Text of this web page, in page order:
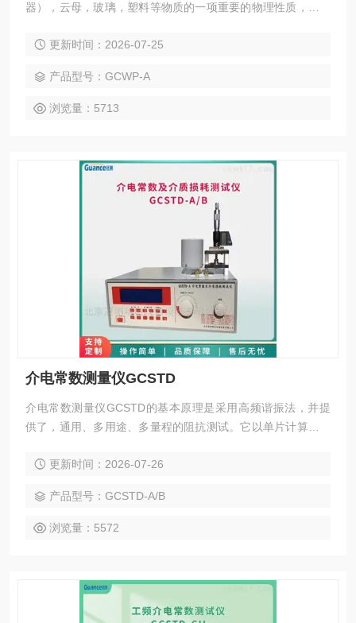
器），云母，玻璃，塑料等物质的一项重要的物理性质，通过
高材料的性能提供依据。该仪器用于科研机关、学校、工厂等
等地方。它是在特殊环境下，测量介质在该环境温度下的介电
常数。
更新时间：2026-07-25
产品型号：GCWP-A
浏览量：5713
介电常数测量仪GCSTD
介电常数测量仪GCSTD的基本原理是采用高频谐振法，并提
供了，通用、多用途、多量程的阻抗测试。它以单片计算机作
点自动设定，谐振点自动搜索，Q值量程自动转换，数值显示
至低，并保留了原Q表中自动稳幅等技术，使得新仪器在使用
时更为方便，测量值更为精。
更新时间：2026-07-26
产品型号：GCSTD-A/B
浏览量：5572